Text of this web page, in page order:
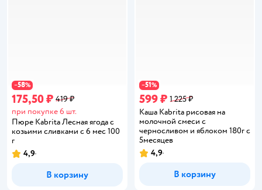
−58%
175,50 ₽ 419 ₽
при покупке 6 шт.
Пюре Kabrita Лесная ягода с
козьими сливками с 6 мес 100
г
Рейтинг:
4,9
В корзину
−51%
599 ₽ 1 225 ₽
Каша Kabrita рисовая на
молочной смеси с
черносливом и яблоком 180г с
5месяцев
Рейтинг:
4,9
В корзину